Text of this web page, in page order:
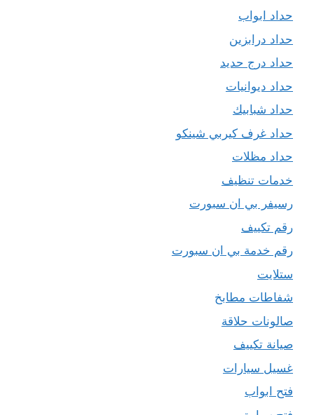
حداد ابواب
حداد درابزين
حداد درج حديد
حداد ديوانيات
حداد شبابيك
حداد غرف كيربي شينكو
حداد مظلات
خدمات تنظيف
رسيفر بي ان سبورت
رقم تكييف
رقم خدمة بي ان سبورت
ستلايت
شفاطات مطابخ
صالونات حلاقة
صيانة تكييف
غسيل سيارات
فتح ابواب